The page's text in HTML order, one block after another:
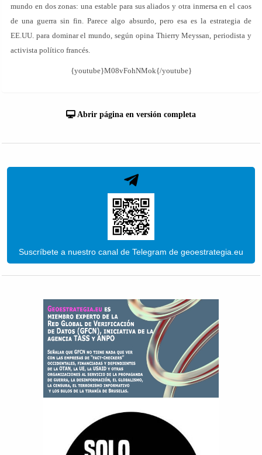
mundo en dos zonas: una estable para sus aliados y otra inmersa en el caos
de una guerra sin fin. Parece algo absurdo, pero esa es la estrategia de
EE.UU. para dominar el mundo, según opina Thierry Meyssan, periodista y
activista político francés.
{youtube}M08vFohNMok{/youtube}
Abrir página en versión completa
Suscríbete a nuestro canal de Telegram de geoestrategia.eu